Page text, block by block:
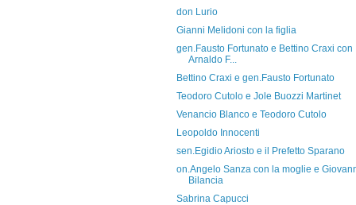
don Lurio
Gianni Melidoni con la figlia
gen.Fausto Fortunato e Bettino Craxi con
Arnaldo F...
Bettino Craxi e gen.Fausto Fortunato
Teodoro Cutolo e Jole Buozzi Martinet
Venancio Blanco e Teodoro Cutolo
Leopoldo Innocenti
sen.Egidio Ariosto e il Prefetto Sparano
on.Angelo Sanza con la moglie e
Bilancia
Sabrina Capucci